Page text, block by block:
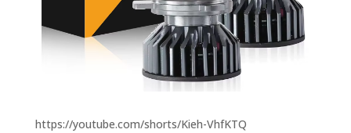
https://youtube.com/shorts/Kieh-VhfKTQ